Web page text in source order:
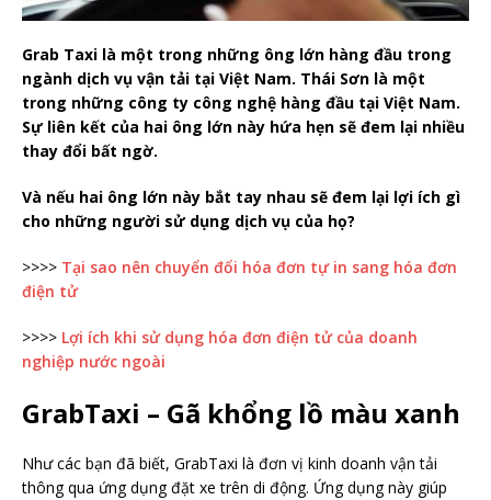
Grab Taxi là một trong những ông lớn hàng đầu trong
ngành dịch vụ vận tải tại Việt Nam. Thái Sơn là một
trong những công ty công nghệ hàng đầu tại Việt Nam.
Sự liên kết của hai ông lớn này hứa hẹn sẽ đem lại nhiều
thay đổi bất ngờ.
Và nếu hai ông lớn này bắt tay nhau sẽ đem lại lợi ích gì
cho những người sử dụng dịch vụ của họ?
>>>> Tại sao nên chuyển đổi hóa đơn tự in sang hóa đơn
điện tử
>>>> Lợi ích khi sử dụng hóa đơn điện tử của doanh
nghiệp nước ngoài
GrabTaxi – Gã khổng lồ màu xanh
Như các bạn đã biết, GrabTaxi là đơn vị kinh doanh vận tải
thông qua ứng dụng đặt xe trên di động. Ứng dụng này giúp